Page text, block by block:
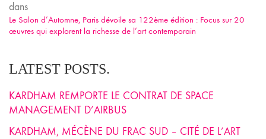
dans
Le Salon d’Automne, Paris dévoile sa 122ème édition : Focus sur 20
œuvres qui explorent la richesse de l’art contemporain
LATEST POSTS.
KARDHAM REMPORTE LE CONTRAT DE SPACE
MANAGEMENT D’AIRBUS
KARDHAM, MÉCÈNE DU FRAC SUD – CITÉ DE L’ART